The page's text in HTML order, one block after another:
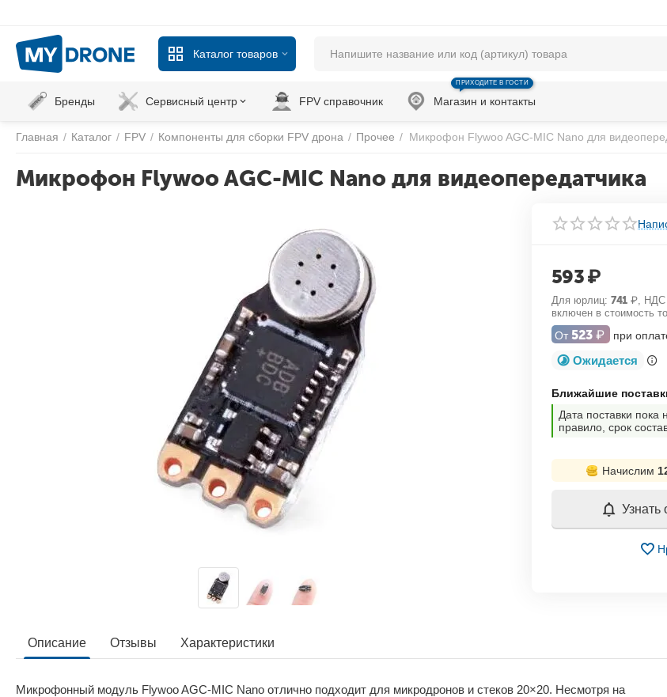
Каталог товаров
Бренды Сервисный центр FPV справочник Магазин и контакты
ПРИХОДИТЕ В ГОСТИ
Главная / Каталог / FPV / Компоненты для сборки FPV дрона / Прочее / Микрофон Flywoo AGC-MIC Nano для
Микрофон Flywoo AGC-MIC Nano для видеопередатчика
593₽
Для юрлиц: 741 ₽, НДС
включен в стоимость
От 523 ₽ при
Ожидается
Ближайшие
Дата поставки пока
правило, срок
Начислим
Узнать
Описание Отзывы Характеристики
Микрофонный модуль Flywoo AGC-MIC Nano отлично подходит для микродронов и стеков 20×20. Несмотря на